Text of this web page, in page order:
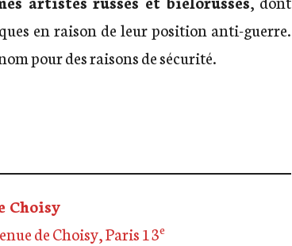
en raison de leur position anti-guerre.
pour des raisons de sécurité.
Choisy
de Choisy, Paris 13e